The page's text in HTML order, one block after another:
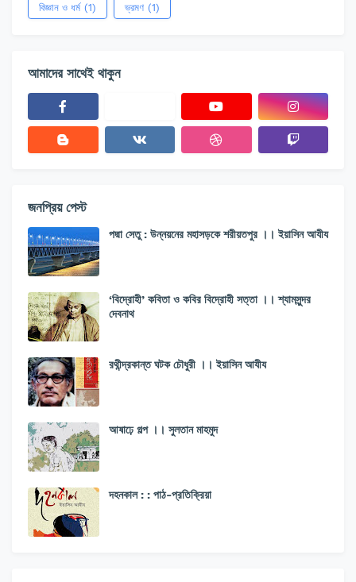
বিজ্ঞান ও ধর্ম (1) ভ্রমণ (1)
আমাদের সাথেই থাকুন
জনপ্রিয় পেস্ট
পদ্মা সেতু : উন্নয়নের মহাসড়কে শরীয়তপুর ।। ইয়াসিন আযীয
‘বিদ্রোহী’ কবিতা ও কবির বিদ্রোহী সত্তা ।। শ্যামসুন্দর
দেবনাথ
রথীন্দ্রকান্ত ঘটক চৌধুরী ।। ইয়াসিন আযীয
আষাঢ়ে গল্প ।। সুলতান মাহমুদ
দহনকাল : : পাঠ-প্রতিক্রিয়া